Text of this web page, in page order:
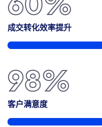
成交转化效率提升
98%
客户满意度